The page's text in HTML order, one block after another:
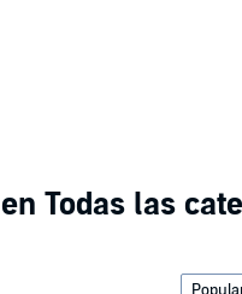
en Todas las